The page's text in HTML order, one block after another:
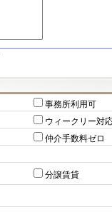
事務所利用可
ウィークリー対
仲介手数料ゼロ
分譲賃貸